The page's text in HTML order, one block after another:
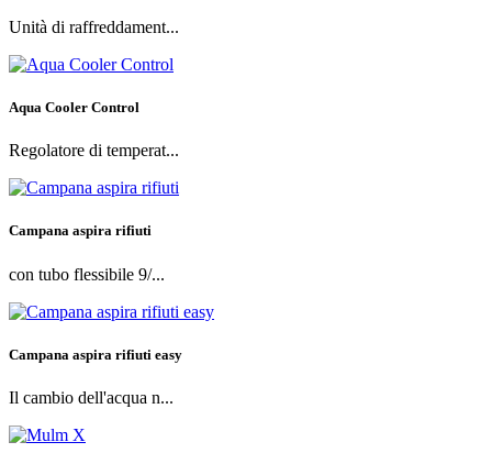
Unità di raffreddament...
Aqua Cooler Control
Regolatore di temperat...
Campana aspira rifiuti
con tubo flessibile 9/...
Campana aspira rifiuti easy
Il cambio dell'acqua n...